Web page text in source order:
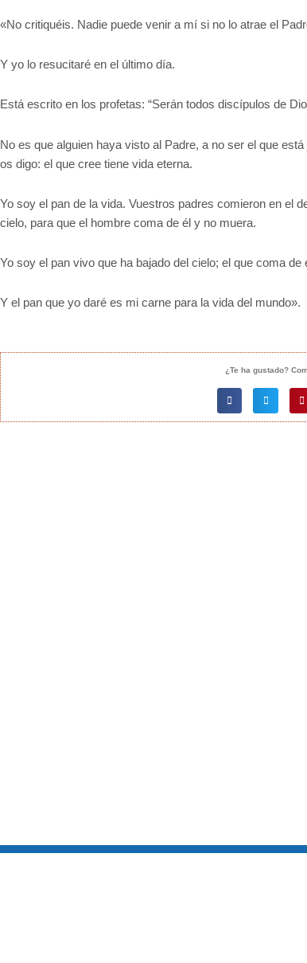
«No critiquéis. Nadie puede venir a mí si no lo atrae el
Y yo lo resucitaré en el último día.
Está escrito en los profetas: “Serán todos discípulos de
No es que alguien haya visto al Padre, a no ser el que
os digo: el que cree tiene vida eterna.
Yo soy el pan de la vida. Vuestros padres comieron en el
cielo, para que el hombre coma de él y no muera.
Yo soy el pan vivo que ha bajado del cielo; el que coma
Y el pan que yo daré es mi carne para la vida del mundo».
¿Te ha gustado?